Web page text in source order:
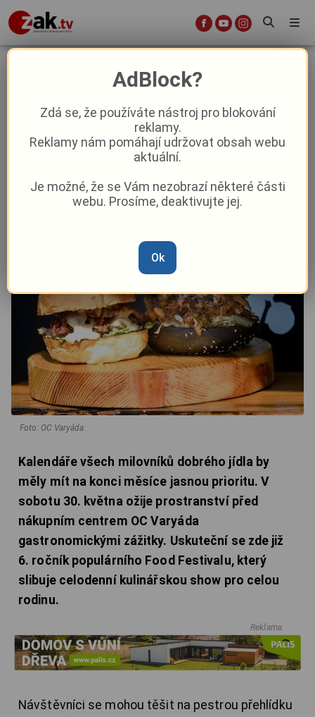
Karlovy Vary čeká gastro jízda:
Před Varyádu míří Food Festival,
láká i na dubajské jahody zdarma
Aktuality Kultura
Anna Raková –25. 5. 14:52
Foto: OC Varyáda
Kalendáře všech milovníků dobrého jídla by
měly mít na konci měsíce jasnou prioritu. V
sobotu 30. května ožije prostranství před
nákupním centrem OC Varyáda
gastronomickými zážitky. Uskuteční se zde již
6. ročník populárního Food Festivalu, který
slibuje celodenní kulinářskou show pro celou
rodinu.
Reklama
Návštěvníci se mohou těšit na pestrou přehlídku
AdBlock?
Zdá se, že používáte nástroj pro blokování
reklamy.
Reklamy nám pomáhají udržovat obsah webu
aktuální.
Je možné, že se Vám nezobrazí některé části
webu. Prosíme, deaktivujte jej.
Ok